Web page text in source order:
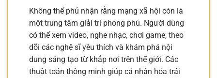
Không thể phủ nhận rằng mạng xã hội còn là
một trung tâm giải trí phong phú. Người dùng
có thể xem video, nghe nhạc, chơi game, theo
dõi các nghệ sĩ yêu thích và khám phá nội
dung sáng tạo từ khắp nơi trên thế giới. Các
thuật toán thông minh giúp cá nhân hóa trải